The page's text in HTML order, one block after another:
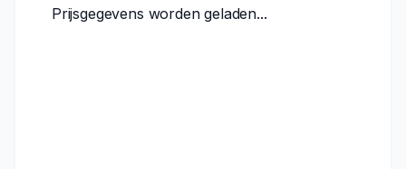
Prijsgegevens worden geladen...